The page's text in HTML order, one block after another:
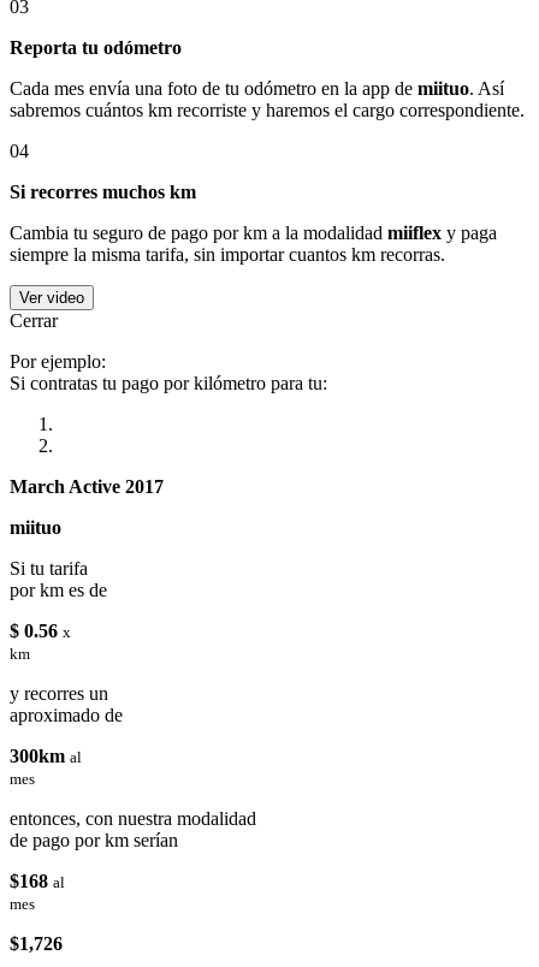
03
Reporta tu odómetro
Cada mes envía una foto de tu odómetro en la app de miituo. Así
sabremos cuántos km recorriste y haremos el cargo correspondiente.
04
Si recorres muchos km
Cambia tu seguro de pago por km a la modalidad miiflex y paga
siempre la misma tarifa, sin importar cuantos km recorras.
Ver video
Cerrar
Por ejemplo:
Si contratas tu pago por kilómetro para tu:
March Active 2017
miituo
Si tu tarifa
por km es de
$ 0.56 x
km
y recorres un
aproximado de
300km al
mes
entonces, con nuestra modalidad
de pago por km serían
$168 al
mes
$1,726